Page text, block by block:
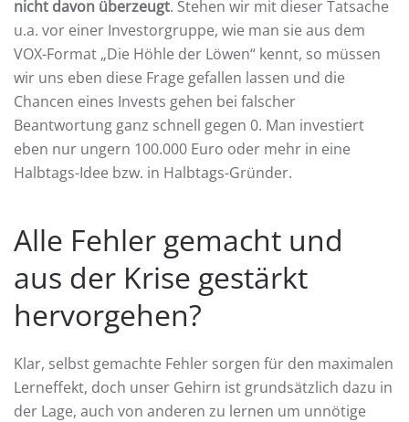
nicht davon überzeugt. Stehen wir mit dieser Tatsache
u.a. vor einer Investorgruppe, wie man sie aus dem
VOX-Format „Die Höhle der Löwen“ kennt, so müssen
wir uns eben diese Frage gefallen lassen und die
Chancen eines Invests gehen bei falscher
Beantwortung ganz schnell gegen 0. Man investiert
eben nur ungern 100.000 Euro oder mehr in eine
Halbtags-Idee bzw. in Halbtags-Gründer.
Alle Fehler gemacht und
aus der Krise gestärkt
hervorgehen?
Klar, selbst gemachte Fehler sorgen für den maximalen
Lerneffekt, doch unser Gehirn ist grundsätzlich dazu in
der Lage, auch von anderen zu lernen um unnötige